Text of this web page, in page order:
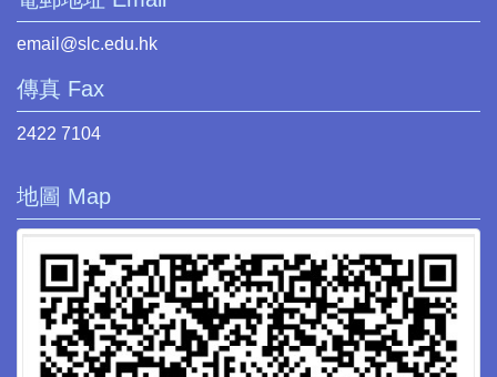
email@slc.edu.hk
傳真 Fax
2422 7104
地圖 Map